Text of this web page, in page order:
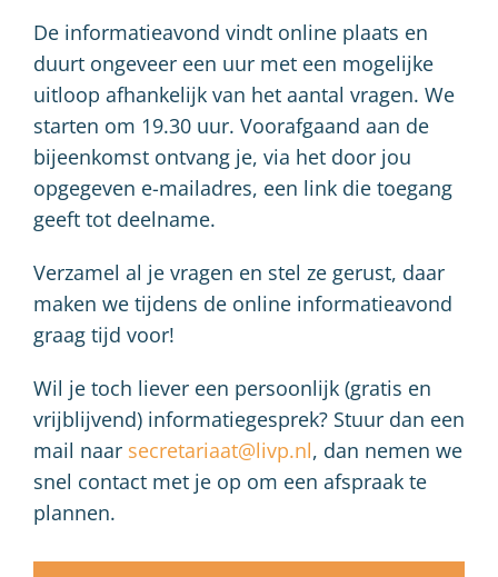
De informatieavond vindt online plaats en
duurt ongeveer een uur met een mogelijke
uitloop afhankelijk van het aantal vragen. We
starten om 19.30 uur. Voorafgaand aan de
bijeenkomst ontvang je, via het door jou
opgegeven e-mailadres, een link die toegang
geeft tot deelname.
Verzamel al je vragen en stel ze gerust, daar
maken we tijdens de online informatieavond
graag tijd voor!
Wil je toch liever een persoonlijk (gratis en
vrijblijvend) informatiegesprek? Stuur dan een
mail naar secretariaat@livp.nl, dan nemen we
snel contact met je op om een afspraak te
plannen.